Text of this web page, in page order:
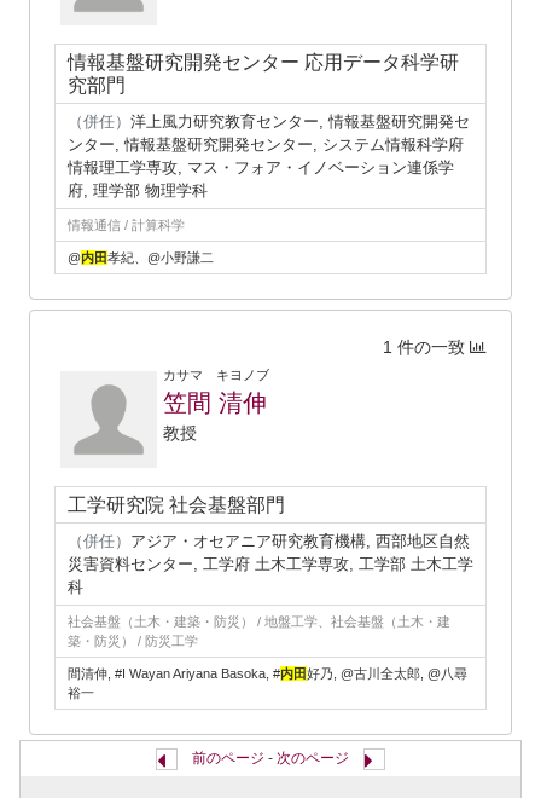
情報基盤研究開発センター 応用データ科学研
究部門
（併任） 洋上風力研究教育センター, 情報基盤研究開発セ
ンター, 情報基盤研究開発センター, システム情報科学府
情報理工学専攻, マス・フォア・イノベーション連係学
府, 理学部 物理学科
情報通信 / 計算科学
@内田孝紀、@小野謙二
1 件の一致
カサマ キヨノブ
笠間 清伸
教授
工学研究院 社会基盤部門
（併任） アジア・オセアニア研究教育機構, 西部地区自然
災害資料センター, 工学府 土木工学専攻, 工学部 土木工学
科
社会基盤（土木・建築・防災） / 地盤工学、社会基盤（土木・建
築・防災） / 防災工学
間清伸, #I Wayan Ariyana Basoka, #内田好乃, @古川全太郎, @八尋
裕一
前のページ - 次のページ